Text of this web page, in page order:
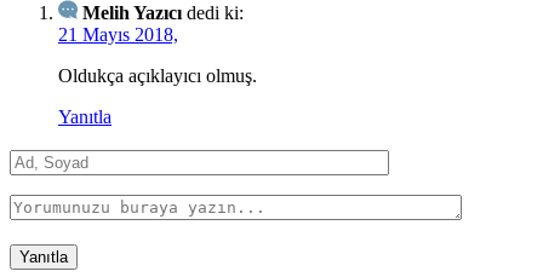
Melih Yazıcı dedi ki:
21 Mayıs 2018,
Oldukça açıklayıcı olmuş.
Yanıtla